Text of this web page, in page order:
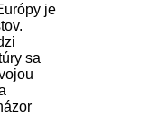
je
sa